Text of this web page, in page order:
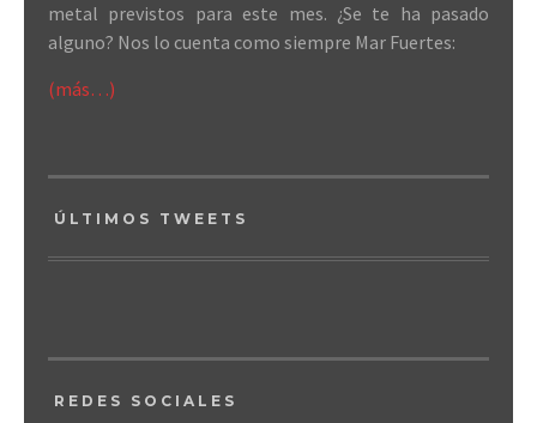
metal previstos para este mes. ¿Se te ha pasado
alguno? Nos lo cuenta como siempre Mar Fuertes:
(más…)
ÚLTIMOS TWEETS
REDES SOCIALES